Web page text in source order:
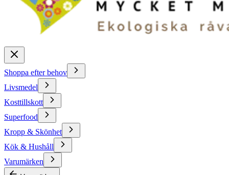
Shoppa efter behov
Livsmedel
Kosttillskott
Superfood
Kropp & Skönhet
Kök & Hushåll
Varumärken